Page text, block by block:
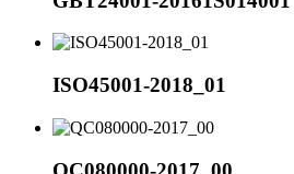
ISO45001-2018_01